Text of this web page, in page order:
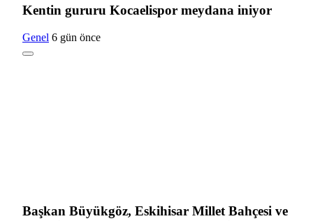
Kentin gururu Kocaelispor meydana iniyor
Genel 6 gün önce
Başkan Büyükgöz, Eskihisar Millet Bahçesi ve